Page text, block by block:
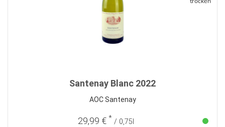
Santenay Blanc 2022
AOC Santenay
29,99 € * / 0,75l